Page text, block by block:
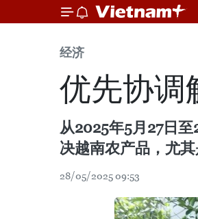
经济
优先协调
从2025年5月27日
决越南农产品，尤
28/05/2025 09:53